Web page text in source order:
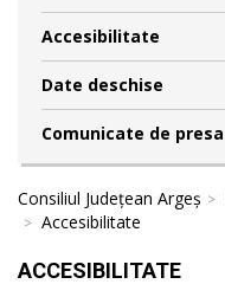
Accesibilitate
Date deschise
Comunicate de presa
Consiliul Județean Argeș
Accesibilitate
ACCESIBILITATE